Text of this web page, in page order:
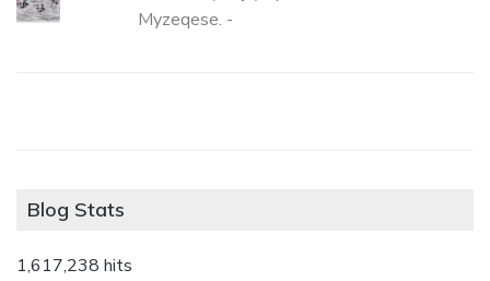
Myzeqese. -
Blog Stats
1,617,238 hits